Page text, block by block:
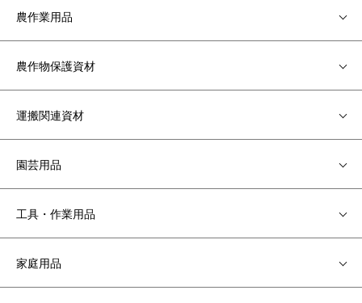
農作業用品
農作物保護資材
運搬関連資材
園芸用品
工具・作業用品
家庭用品